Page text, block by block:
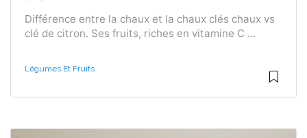
Différence entre la chaux et la chaux clés chaux vs
clé de citron. Ses fruits, riches en vitamine C ...
Légumes Et Fruits